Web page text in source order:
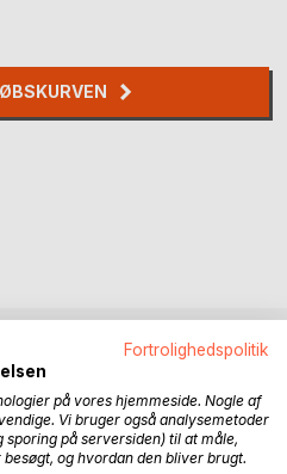
mange muligheder.
Fortrolighedspolitik
på vores hjemmeside. Nogle af
Vi bruger også analysemetoder
på serversiden) til at måle,
og hvordan den bliver brugt.